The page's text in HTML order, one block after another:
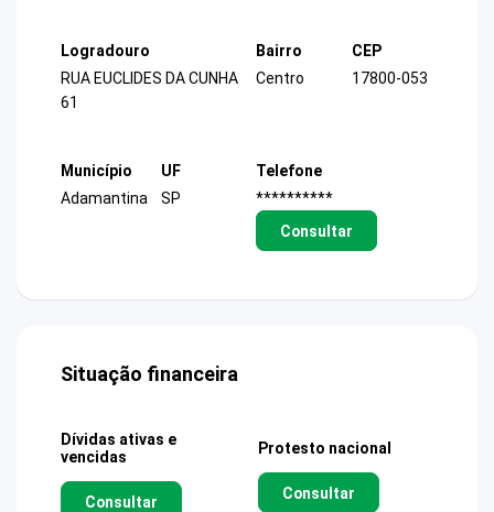
Logradouro
RUA EUCLIDES DA CUNHA
61
Bairro
Centro
CEP
17800-053
Município
Adamantina
UF
SP
Telefone
**********
Consultar
Situação financeira
Dívidas ativas e
vencidas
Consultar
Protesto nacional
Consultar